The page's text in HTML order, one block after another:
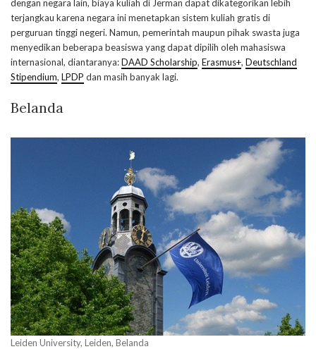
dengan negara lain, biaya kuliah di Jerman dapat dikategorikan lebih
terjangkau karena negara ini menetapkan sistem kuliah gratis di
perguruan tinggi negeri. Namun, pemerintah maupun pihak swasta juga
menyedikan beberapa beasiswa yang dapat dipilih oleh mahasiswa
internasional, diantaranya:DAAD Scholarship, Erasmus+, Deutschland
Stipendium, LPDP dan masih banyak lagi.
Belanda
Leiden University, Leiden, Belanda